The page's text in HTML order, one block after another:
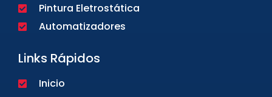
Pintura Eletrostática
Automatizadores
Links Rápidos
Inicio